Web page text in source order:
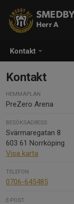
Kontakt
Herr A
Kontakt
HEMMAPLAN
PreZero Arena
BESÖKSADRESS
Svärmaregatan 8
603 61 Norrköping
Visa karta
TELEFON
0706-645485
E-POST